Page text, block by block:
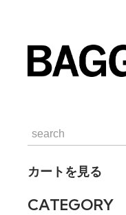
カートを見る
CATEGORY